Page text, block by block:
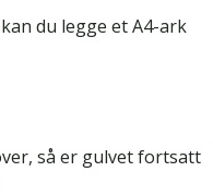
du legge et A4-ark
så er gulvet fortsatt